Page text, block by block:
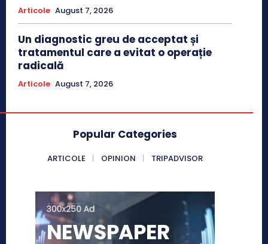
Articole August 7, 2026
Un diagnostic greu de acceptat și
tratamentul care a evitat o operație
radicală
Articole August 7, 2026
Popular Categories
ARTICOLE OPINION TRIPADVISOR